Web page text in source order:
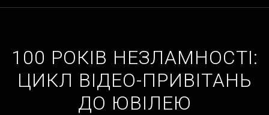
100 РОКІВ НЕЗЛАМНОСТІ:
ЦИКЛ ВІДЕО-ПРИВІТАНЬ
ДО ЮВІЛЕЮ